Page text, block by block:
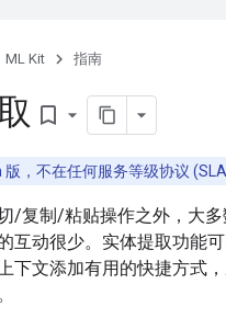
ML Kit 指南
bookmark_border
版，不在任何服务等级协议
/复制/粘贴操作之外，大
互动很少。实体提取功能可
下文添加有用的快捷方式